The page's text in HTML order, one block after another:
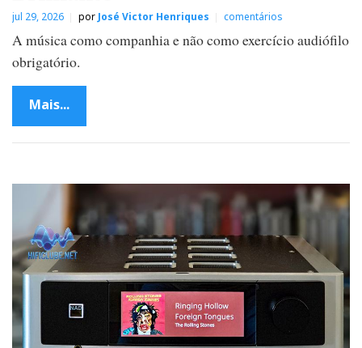
jul 29, 2026 por José Victor Henriques comentários
A música como companhia e não como exercício audiófilo
obrigatório.
Mais...